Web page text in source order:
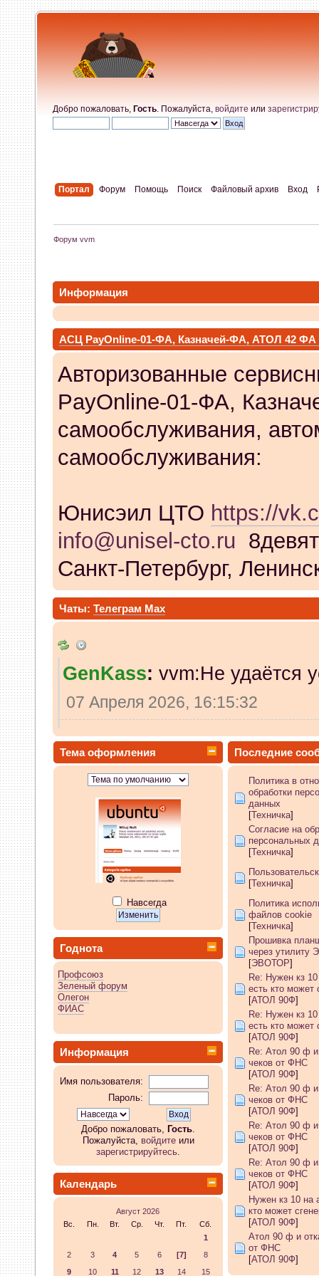
Добро пожаловать, Гость . Пожалуйста, войдите или
Портал Форум Помощь Поиск Файловый архив Вход
Форум vvm
Информация
АСЦ PayOnline-01-ФА, Казначей-ФА, АТОЛ 42 ФА
Авторизованные
PayOnline-01-ФА,
самообслуживания,
самообслуживания:
Юнисэил ЦТО https://
info@unisel-cto.ru
Санкт-Петербург,
Чаты:Телеграм Max
GenKass: vvm:Не удаётся
07 Апреля 2026, 16:15:32
vvm:в чем проблема
07 Апреля 2026, 13:38:32
GenKass:whookey: никак
07 Апреля 2026, 12:02:14
whookey:GenKass а если
никак не видит?
06 Апреля 2026, 11:23:08
GenKass
whookey: если
бы.
05 Апреля 2026, 11:10:25
whookey:а комп видит ккт?
04 Апреля 2026, 23:05:03
GenKass :Я опять со своей
тех.обнуление в Атол-
драйвер не видит ККТ.
04 Апреля 2026, 10:55:29
GenKass whookey:в чеке
03 Апреля 2026, 12:28:08
Тема оформления
Навсегда
Годнота
Профсоюз
Зеленый форум
Олегон
ФИАС
Информация
Имя пользователя:
Пароль:
Добро пожаловать, Гость
Пожалуйста, войдитеили
зарегистрируйтесь
Календарь
Август 2026
Вс.
Пн. Вт. Ср. Чт. Пт.
Сб.
1
2
3 4 5 6 [7]
8
9
10 11 12 13 14
15
Последние
Политика в
обработки
данных
[Техничка]
Согласие на
персональных
[Техничка]
[Техничка]
Политика
файлов cookie
[Техничка]
Прошивка
через утилиту
[ЭВОТОР]
Re: Нужен кз
есть кто может
[АТОЛ 90Ф]
Re: Нужен кз
есть кто может
[АТОЛ 90Ф]
Re: Атол 90 ф
чеков от ФНС
[АТОЛ 90Ф]
Re: Атол 90 ф
чеков от ФНС
[АТОЛ 90Ф]
Re: Атол 90 ф
чеков от ФНС
[АТОЛ 90Ф]
Re: Атол 90 ф
чеков от ФНС
[АТОЛ 90Ф]
Нужен кз 10 на
кто может
[АТОЛ 90Ф]
Атол 90 ф и
от ФНС
[АТОЛ 90Ф]